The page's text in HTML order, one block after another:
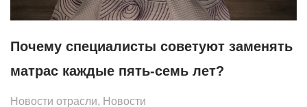
Почему специалисты советуют заменять
матрас каждые пять-семь лет?
Новости отрасли, Новости